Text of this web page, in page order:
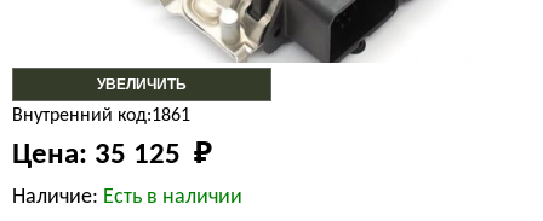
УВЕЛИЧИТЬ
Внутренний код:1861
Цена: 35 125 ₽
Наличие: Есть в наличии